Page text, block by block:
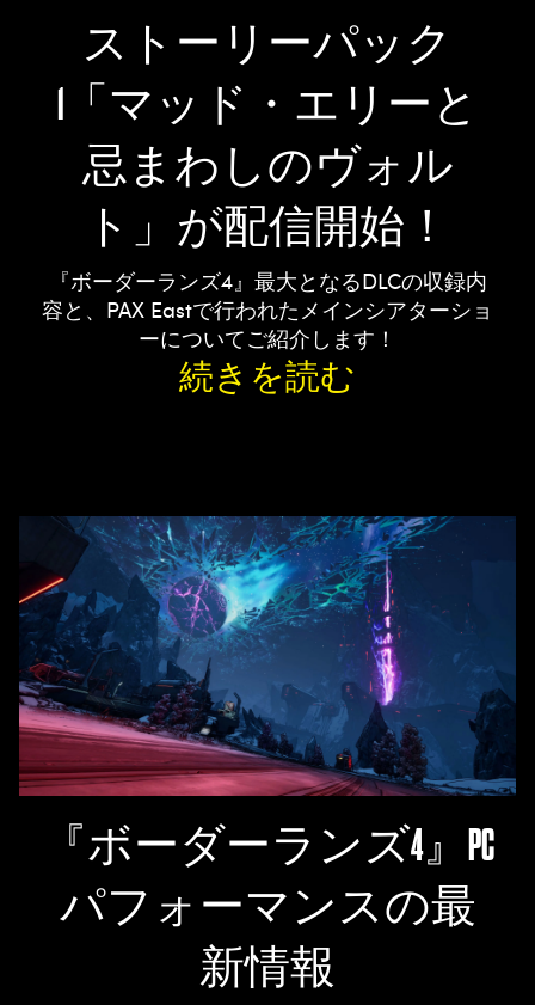
ストーリーパック
1「マッド・エリーと
忌まわしのヴォル
ト」が配信開始！
『ボーダーランズ4』最大となるDLCの収録内
容と、PAX Eastで行われたメインシアターショ
ーについてご紹介します！
続きを読む
『ボーダーランズ4』PC
パフォーマンスの最
新情報